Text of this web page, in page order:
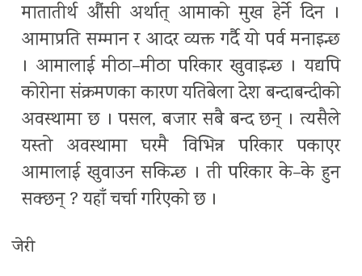
मातातीर्थ औंसी अर्थात् आमाको मुख हेर्ने दिन ।
आमाप्रति सम्मान र आदर व्यक्त गर्दै यो पर्व मनाइन्छ
। आमालाई मीठा–मीठा परिकार खुवाइन्छ । यद्यपि
कोरोना संक्रमणका कारण यतिबेला देश बन्दाबन्दीको
अवस्थामा छ । पसल, बजार सबै बन्द छन् । त्यसैले
यस्तो अवस्थामा घरमै विभिन्न परिकार पकाएर
आमालाई खुवाउन सकिन्छ । ती परिकार के–के हुन
सक्छन् ? यहाँ चर्चा गरिएको छ ।
जेरी